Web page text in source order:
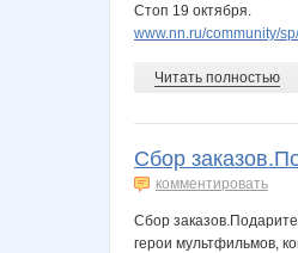
Стоп 19 октября.
www.nn.ru/community/
Читать полностью
Сбор
комментировать
Сбор
герои мультфильмов,